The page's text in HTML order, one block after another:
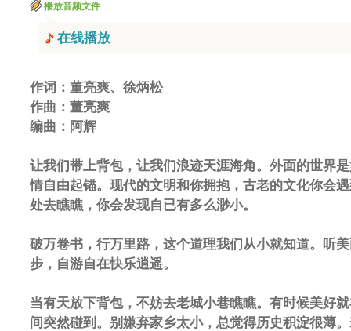
播放音频文件
在线播放
作词：董亮爽、徐炳松
作曲：董亮爽
编曲：阿辉
让我们带上背包，让我们浪迹天涯海角。外面的世界
情自由起锚。现代的文明和你拥抱，古老的文化你会
处去瞧瞧，你会发现自已有多么渺小。
破万卷书，行万里路，这个道理我们从小就知道。听
步，自游自在快乐逍遥。
当有天放下背包，不妨去老城小巷瞧瞧。有时候美好
间突然碰到。别嫌弃家乡太小，总觉得历史积淀很薄